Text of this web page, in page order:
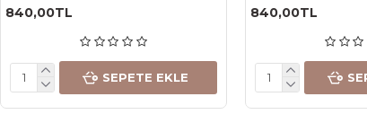
840,00TL
SEPETE EKLE
840,00TL